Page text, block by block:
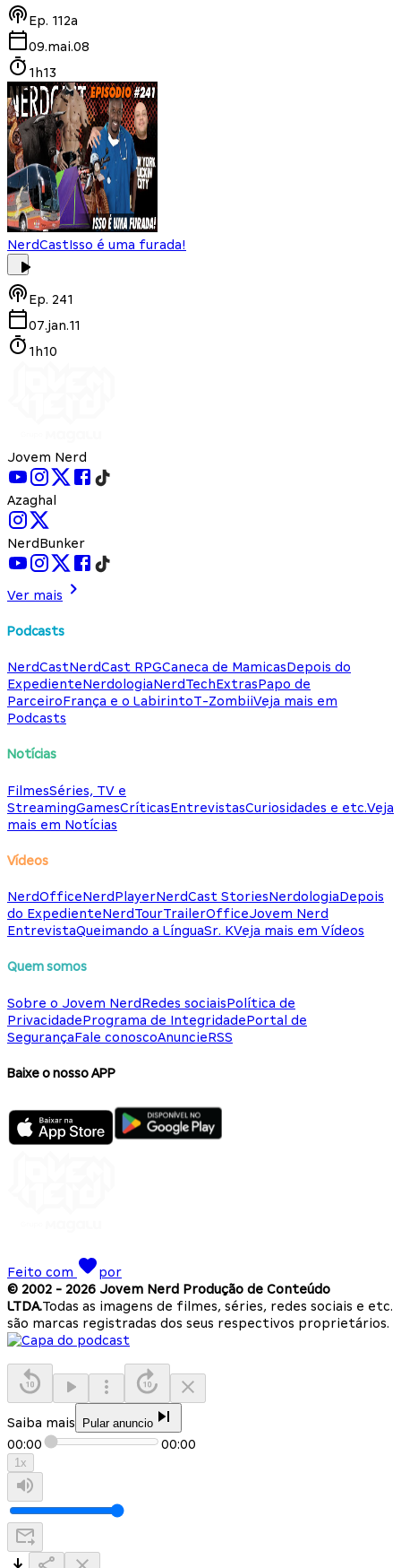
Ep. 112a
09.mai.08
1h13
NerdCastIsso é uma furada!
Ep. 241
07.jan.11
1h10
Jovem Nerd
Azaghal
NerdBunker
Ver mais
Podcasts
NerdCastNerdCast RPGCaneca de MamicasDepois do
ExpedienteNerdologiaNerdTechExtrasPapo de
ParceiroFrança e o LabirintoT-ZombiiVeja mais em
Podcasts
Notícias
FilmesSéries, TV e
StreamingGamesCríticasEntrevistasCuriosidades e etc.Veja
mais em Notícias
Vídeos
NerdOfficeNerdPlayerNerdCast StoriesNerdologiaDepois
do ExpedienteNerdTourTrailerOfficeJovem Nerd
EntrevistaQueimando a LínguaSr. KVeja mais em Vídeos
Quem somos
Sobre o Jovem NerdRedes sociaisPolítica de
PrivacidadePrograma de IntegridadePortal de
SegurançaFale conoscoAnuncieRSS
Baixe o nosso APP
Feito com
por
© 2002 - 2026 Jovem Nerd Produção de Conteúdo
LTDA.Todas as imagens de filmes, séries, redes sociais e etc.
são marcas registradas dos seus respectivos proprietários.
Saiba mais Pular anuncio
00:00 00:00
1x